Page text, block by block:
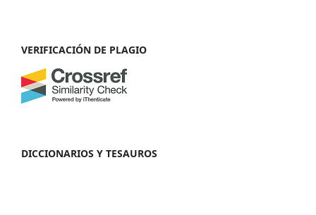
VERIFICACIÓN DE PLAGIO
DICCIONARIOS Y TESAUROS